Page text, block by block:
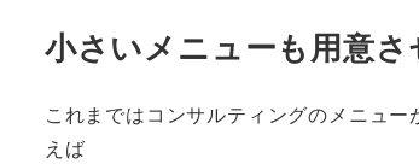
小さいメニューも用意
これまではコンサルティングのメニュ
えば